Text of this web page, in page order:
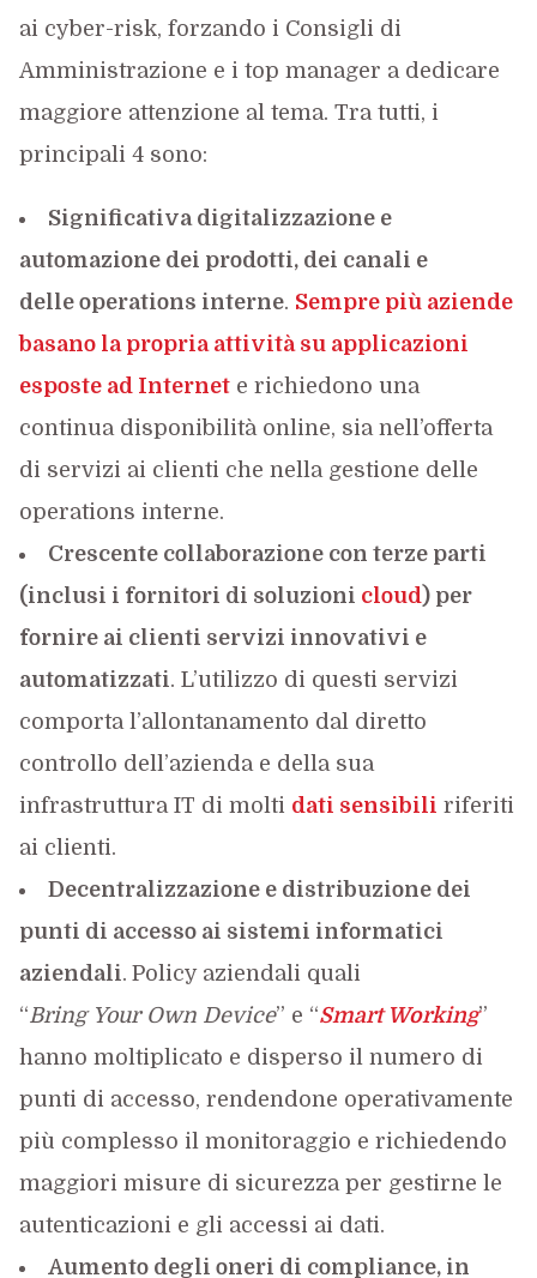
ai cyber-risk, forzando i Consigli di
Amministrazione e i top manager a dedicare
maggiore attenzione al tema. Tra tutti, i
principali 4 sono:
Significativa digitalizzazione e
automazione dei prodotti, dei canali e
delle operations interne. Sempre più aziende
basano la propria attività su applicazioni
esposte ad Internete richiedono una
continua disponibilità online, sia nell’offerta
di servizi ai clienti che nella gestione delle
operations interne.
Crescente collaborazionecon terze parti
(inclusi i fornitori di soluzioni cloud) per
fornire ai clienti servizi innovativi e
automatizzati. L’utilizzo di questi servizi
comporta l’allontanamento dal diretto
controllo dell’azienda e della sua
infrastruttura IT di molti dati sensibili riferiti
ai clienti.
Decentralizzazione e distribuzione dei
punti di accesso ai sistemi informatici
aziendali. Policy aziendali quali
“BringYour OwnDevice” e “Smart Working”
hanno moltiplicato e disperso il numero di
punti di accesso, rendendone operativamente
più complesso il monitoraggio e richiedendo
maggiori misure di sicurezza per gestirne le
autenticazioni e gli accessi ai dati.
Aumento degli oneri di compliance, in